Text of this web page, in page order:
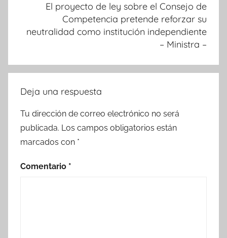
El proyecto de ley sobre el Consejo de
Competencia pretende reforzar su
neutralidad como institución independiente
– Ministra –
Deja una respuesta
Tu dirección de correo electrónico no será
publicada. Los campos obligatorios están
marcados con *
Comentario *